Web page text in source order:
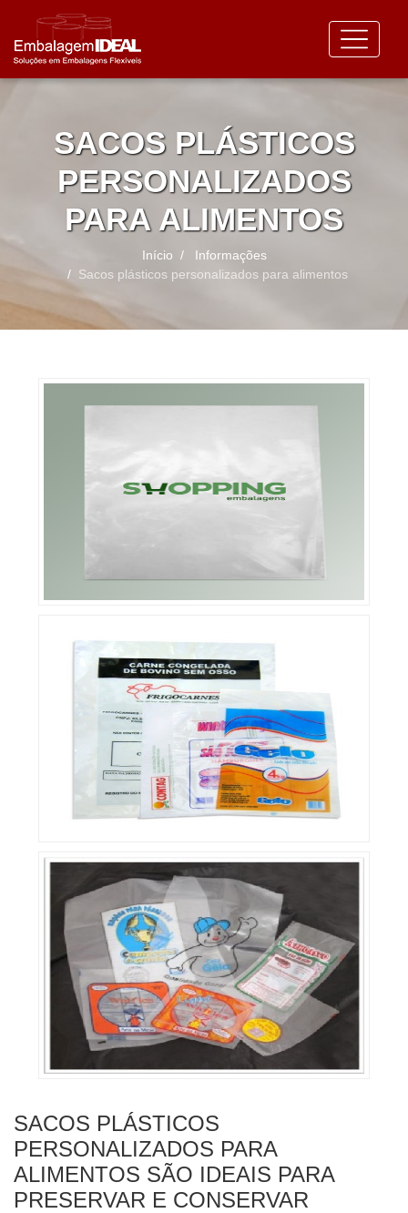
SACOS PLÁSTICOS
PERSONALIZADOS
PARA ALIMENTOS
Início
Informações
Sacos plásticos personalizados para alimentos
SACOS PLÁSTICOS
PERSONALIZADOS PARA
ALIMENTOS SÃO IDEAIS PARA
PRESERVAR E CONSERVAR